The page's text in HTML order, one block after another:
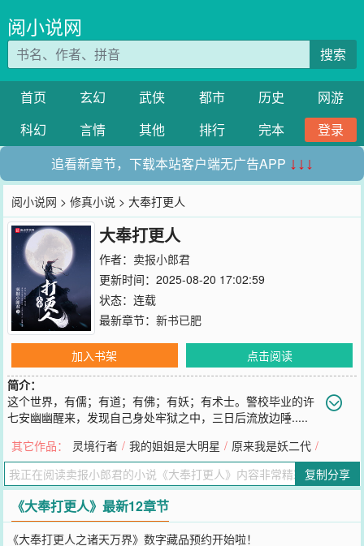
阅小说网
搜索
首页 玄幻 武侠 都市 历史
网游
科幻
言情 其他 排行 完本
登录
追看新章节，下载本站客户端无广告APP ↓↓↓
阅小说网 >修真小说 > 大奉打更人
大奉打更人
作者： 卖报小郎君
更新时间：2025-08-20 17:02:59
状态：连载
最新章节： 新书已肥
加入书架
点击阅读
简介：
这个世界，有儒；有道；有佛；有妖；有术士。警校毕业的许
七安幽幽醒来，发现自己身处牢狱之中，三日后流放边陲.....
闲度日。......多年后，许七安回首前尘，身后是早已逝去的敌人和朋
友，以及累累白骨。滚滚长江东逝水，浪花淘尽英雄，是非成败转头
空。青山依旧在，几度夕阳红。PS：本书不悲剧！
您要是觉得《大奉打更人》还不错的话请不要忘记向您QQ群和微博微
信里的朋友推荐哦！
其它作品： 灵境行者 / 我的姐姐是大明星 / 原来我是妖二代 /
复制分享
《大奉打更人》最新12章节
《大奉打更人之诸天万界》数字藏品预约开始啦！